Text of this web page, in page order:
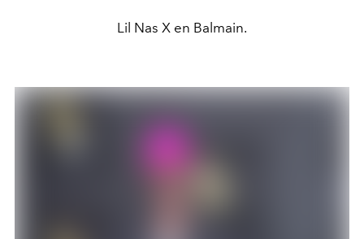
Lil Nas X en Balmain.